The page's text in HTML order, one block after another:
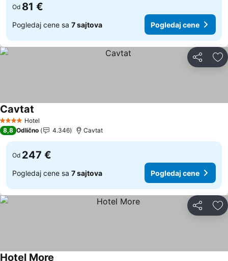
Od 81 €
Pogledaj cene sa 7 sajtova Pogledaj cene
Deli
4 ZvezdiceHotel
Cavtat
8,8 Odlično 4.346 Cavtat
Od 247 €
Pogledaj cene sa 7 sajtova Pogledaj cene
Deli
Hotel More